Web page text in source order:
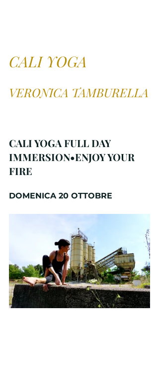
CALI YOGA
VERONICA TAMBURELLA
CALI YOGA FULL DAY
IMMERSION•ENJOY YOUR
FIRE
DOMENICA 20 OTTOBRE